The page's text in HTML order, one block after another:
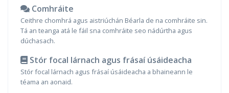
Comhráite
Ceithre chomhrá agus aistriúchán Béarla de na comhráite sin.
Tá an teanga atá le fáil sna comhráite seo nádúrtha agus
dúchasach.
Stór focal lárnach agus frásaí úsáideacha
Stór focal lárnach agus frásaí úsáideacha a bhaineann le
téama an aonaid.